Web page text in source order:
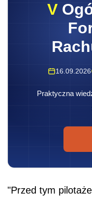
V
16.09.2026
Praktyczna
"Przed tym